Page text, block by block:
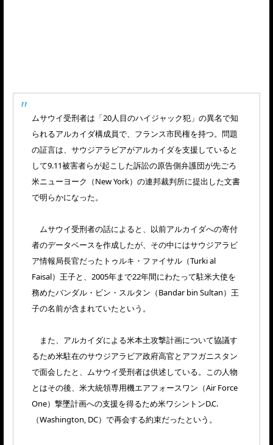
ムサウイ受刑者は「20人目のハイジャック犯」の異名で知
られるアルカイダ構成員で、フランス市民権を持つ。問題
の証言は、サウジアラビアがアルカイダを支援していると
して9.11被害者らが起こした訴訟の原告側弁護団が先ごろ
米ニューヨーク（New York）の連邦裁判所に提出した文書
で明らかになった。
ムサウイ受刑者の話によると、以前アルカイダへの寄付
者のデータベースを作成したが、その中にはサウジアラビ
ア情報局長官だったトゥルキ・ファイサル（Turki al
Faisal）王子と、2005年まで22年間にわたって駐米大使を
務めたバンダル・ビン・スルタン（Bandar bin Sultan）王
子の名前が含まれていたという。
また、アルカイダによる米本土攻撃計画について協議す
るため米駐在のサウジアラビア政府高官とアフガニスタン
で面会したと、ムサウイ受刑者は供述している。この人物
とはその後、米大統領専用機エアフォースワン（Air Force
One）撃墜計画への支援を得るため米ワシントンD.C.
（Washington, DC）で再会する約束だったという。